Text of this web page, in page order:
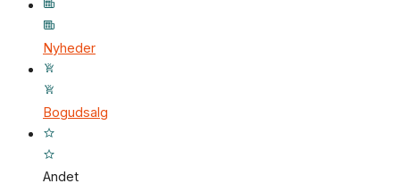
Nyheder
Bogudsalg
Andet